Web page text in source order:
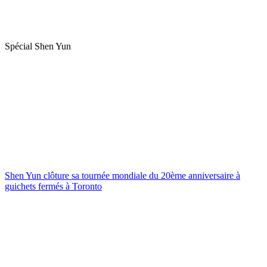
Spécial Shen Yun
Shen Yun clôture sa tournée mondiale du 20ème anniversaire à
guichets fermés à Toronto